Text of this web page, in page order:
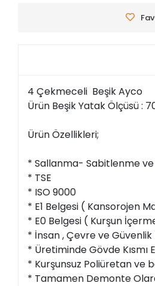
4 Çekmeceli Beşik Ayco
Ürün Beşik Yatak Ölçüsü :
Ürün Özellikleri;
* Sallanma- Sabitlenme
* TSE
* ISO 9000
* E1 Belgesi ( Kansorojen
* E0 Belgesi ( Kurşun
* İnsan , Çevre ve
* Üretiminde Gövde Kısmı
* Kurşunsuz Poliüretan ve
* Tamamen Demonte